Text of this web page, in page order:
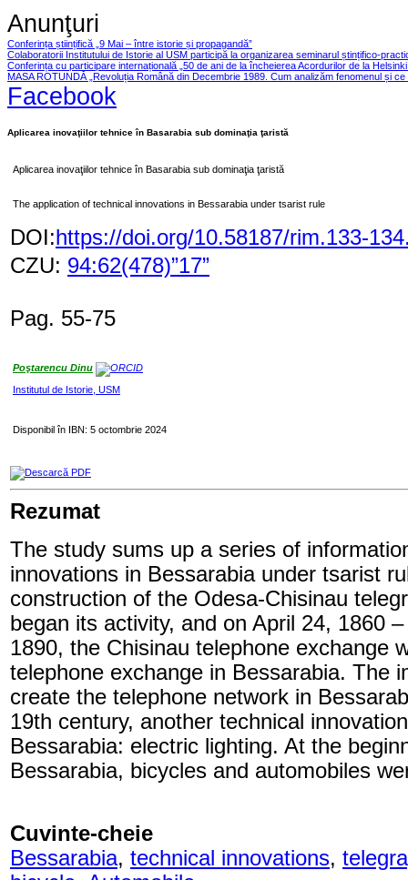
Anunţuri
Conferința științifică „9 Mai – între istorie și propagandă”
Colaboratorii Institutului de Istorie al USM participă la organizarea seminarul ștințifico-
Conferința cu participare internațională „50 de ani de la încheierea Acordurilor de la
MASA ROTUNDĂ „Revoluția Română din Decembrie 1989. Cum analizăm fenomenul și ce
Facebook
Aplicarea inovaţiilor tehnice în Basarabia sub dominaţia ţaristă
Aplicarea inovaţiilor tehnice în Basarabia sub dominaţia ţaristă
The application of technical innovations in Bessarabia under tsarist rule
DOI:https://doi.org/10.58187/rim.133-
CZU: 94:62(478)”17”
Pag. 55-75
Poştarencu Dinu
Institutul de Istorie, USM
Disponibil în IBN: 5 octombrie 2024
Descarcă PDF
Rezumat
The study sums up a series of
innovations in Bessarabia under tsarist
construction of the Odesa-Chisinau
began its activity, and on April 24, 1860
1890, the Chisinau telephone exchange
telephone exchange in Bessarabia. The
create the telephone network in
19th century, another technical
Bessarabia: electric lighting. At the
Bessarabia, bicycles and automobiles
Cuvinte-cheie
Bessarabia, technical innovations,